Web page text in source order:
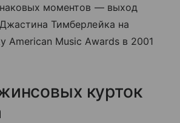
моментов — выход
Тимберлейка на
American Music Awards в 2001
курток